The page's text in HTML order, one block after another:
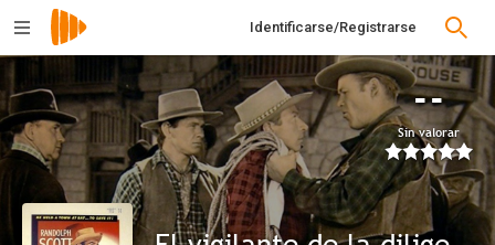
Identificarse/Registrarse
--
Sin valorar